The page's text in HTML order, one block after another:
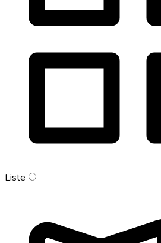
Liste